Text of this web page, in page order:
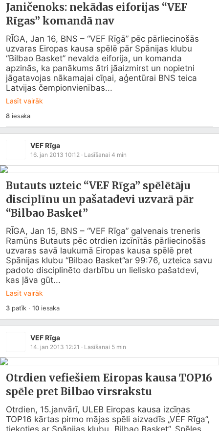
Janičenoks: nekādas eiforijas “VEF
Rīgas” komandā nav
RĪGA, Jan 16, BNS – “VEF Rīgā” pēc pārliecinošās
uzvaras Eiropas kausa spēlē pār Spānijas klubu
“Bilbao Basket” nevalda eiforija, un komanda
apzinās, ka panākums ātri jāaizmirst un nopietni
jāgatavojas nākamajai cīņai, aģentūrai BNS teica
Latvijas čempionvienības...
Lasīt vairāk
8iesaka
VEF Rīga
16. jan 2013 10:12 · Lasīšanai 4 min
Butauts uzteic “VEF Rīga” spēlētāju
disciplīnu un pašatadevi uzvarā pār
“Bilbao Basket”
RĪGA, Jan 15, BNS – “VEF Rīga” galvenais treneris
Ramūns Butauts pēc otrdien izcīnītās pārliecinošās
uzvaras savā laukumā Eiropas kausa spēlē pret
Spānijas klubu “Bilbao Basket”ar 99:76, uzteica savu
padoto disciplinēto darbību un lielisko pašatdevi,
kas ļāva gūt...
Lasīt vairāk
3patīk ·10iesaka
VEF Rīga
14. jan 2013 12:21 · Lasīšanai 5 min
Otrdien vefiešiem Eiropas kausa TOP16
spēle pret Bilbao virsrakstu
Otrdien, 15.janvārī, ULEB Eiropas kausa izcīņas
TOP16 kārtas pirmo mājas spēli aizvadīs „VEF Rīga”,
tiekoties ar Spānijas klubu „Bilbao Basket”. Spēles